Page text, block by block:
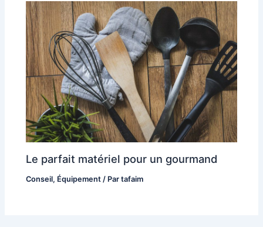
Le parfait matériel pour un gourmand
Conseil, Équipement / Partafaim